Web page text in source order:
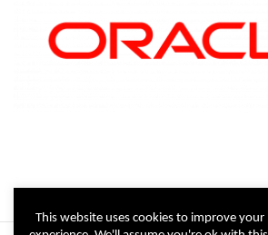
This website uses cookies to improve your